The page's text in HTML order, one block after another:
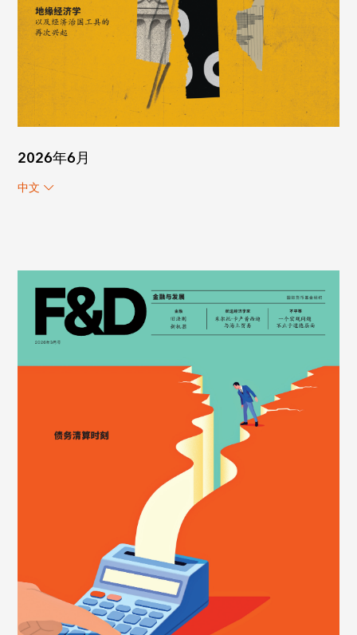
2026年6月
中文